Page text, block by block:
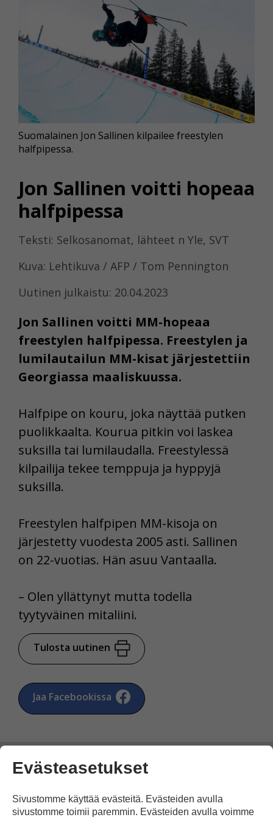
Jon Sallinen voitti hopeaa
halfpipessa
Teksti: Selkosanomat, lähteet n Yle, SVT
Kuva: Lehtikuva / AFP / Tom Pennington
Uutinen julkaistu: 20.04.2023
Jon Sallinen voitti MM-hopeaa
freestylen halfpipessa. Freestylen ja
lumilautailun MM-kisat järjestettiin
Georgiassa maaliskuussa.
Suomalainen Jon Sallinen kilpailee freestylen
halfpipessa.
Halfpipe on kouru, joka näyttää putken
puolikkaalta. Kourua pitkin voi laskea
suksilla tai lumilaudalla. Freestylessä
kilpailija tekee temppuja ja hyppyjä
suksilla.
Freestylen halfpipen MM-kisoja on
järjestetty vuodesta 2005 asti. Sallinen
on 22-vuotias. Hän asuu Vantaalla.
– Olen yllättynyt mutta todella
tyytyväinen mitaliini.
Tulosta uutinen
Jaa Facebookissa
Kommentoi
Evästeasetukset
Sivustomme käyttää evästeitä. Evästeiden avulla
sivustomme toimii paremmin. Evästeiden avulla voimme